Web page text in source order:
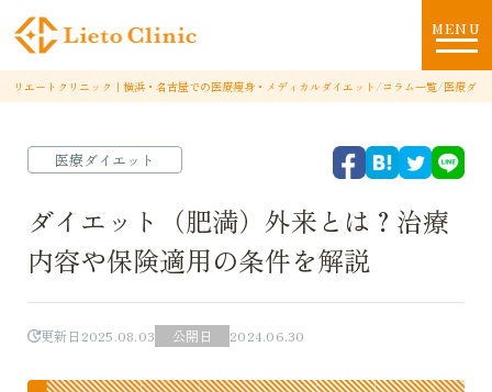
MENU
リエートクリニック｜横浜・名古屋での医療痩身・メディカルダイエット /コラム一覧/医療ダイ
医療ダイエット
ダイエット（肥満）外来とは？治療
内容や保険適用の条件を解説
更新日 2025.08.03 公開日 2024.06.30